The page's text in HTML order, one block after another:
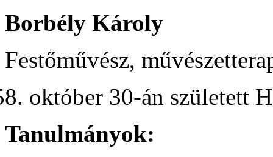
Borbély Károly
Festőművész,
október 30-án született
Tanulmányok: